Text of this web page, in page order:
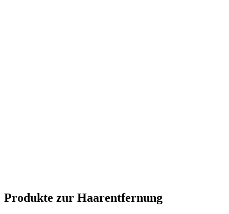
Produkte zur Haarentfernung